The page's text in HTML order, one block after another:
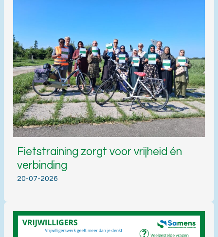
Fietstraining zorgt voor vrijheid én
verbinding
20-07-2026